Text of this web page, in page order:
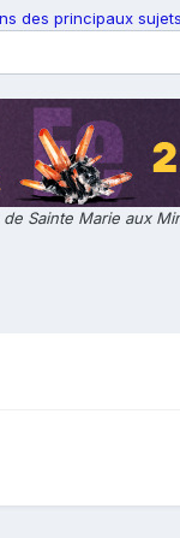
des principaux
Sainte Marie aux